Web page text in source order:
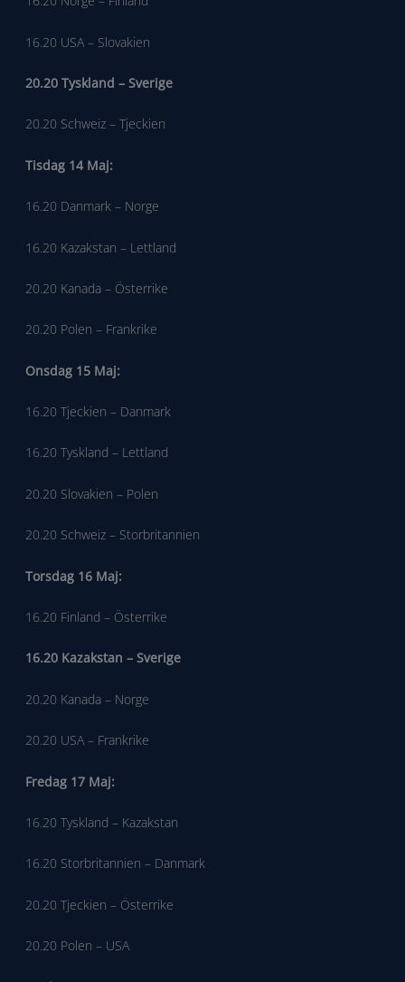
16.20 USA – Slovakien
20.20 Tyskland – Sverige
20.20 Schweiz – Tjeckien
Tisdag 14 Maj:
16.20 Danmark – Norge
16.20 Kazakstan – Lettland
20.20 Kanada – Österrike
20.20 Polen – Frankrike
Onsdag 15 Maj:
16.20 Tjeckien – Danmark
16.20 Tyskland – Lettland
20.20 Slovakien – Polen
20.20 Schweiz – Storbritannien
Torsdag 16 Maj:
16.20 Finland – Österrike
16.20 Kazakstan – Sverige
20.20 Kanada – Norge
20.20 USA – Frankrike
Fredag 17 Maj:
16.20 Tyskland – Kazakstan
16.20 Storbritannien – Danmark
20.20 Tjeckien – Österrike
20.20 Polen – USA